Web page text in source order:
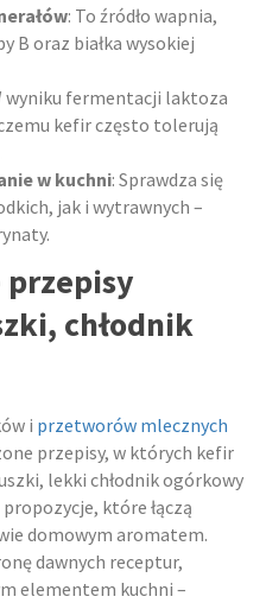
: To źródło wapnia,
B oraz białka wysokiej
wyniku fermentacji laktoza
kefir często tolerują
w kuchni: Sprawdza się
jak i wytrawnych –
przepisy
chłodnik
i przetworów mlecznych
przepisy, w których kefir
lekki chłodnik ogórkowy
które łączą
domowym aromatem.
dawnych receptur,
elementem kuchni –